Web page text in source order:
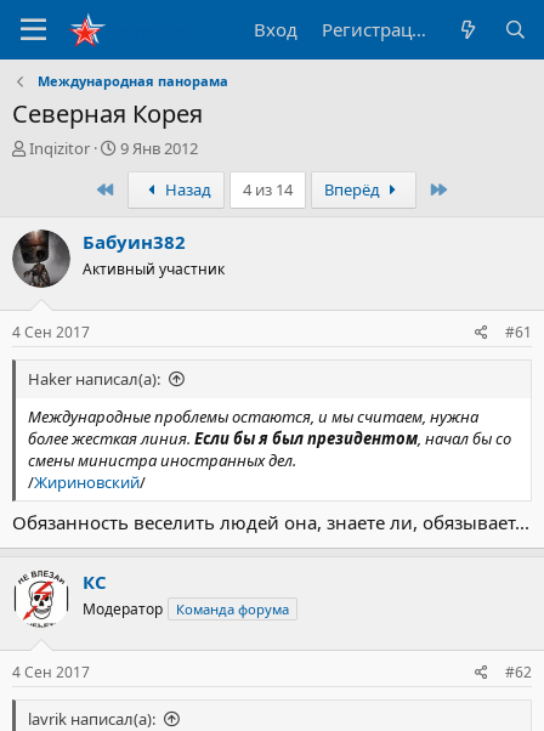
Вход Регистрация
Международная панорама
Северная Корея
А
р
т
е
м
ы
Inqizitor
Д
н
а
ч
9 Янв 2012
ПервыйНазад 4 из 14 Вперёд
Бабуин382
Активный участник
4 Сен 2017 #61
Haker написал(а):
Международные проблемы остаются, и мы считаем, нужна
более жесткая линия. Если бы я был президентом , начал бы со
смены министра иностранных дел.
/Жириновский/
Обязанность веселить людей она, знаете ли, обязывает...
КС
Модератор Команда форума
4 Сен 2017 #62
lavrik написал(а):